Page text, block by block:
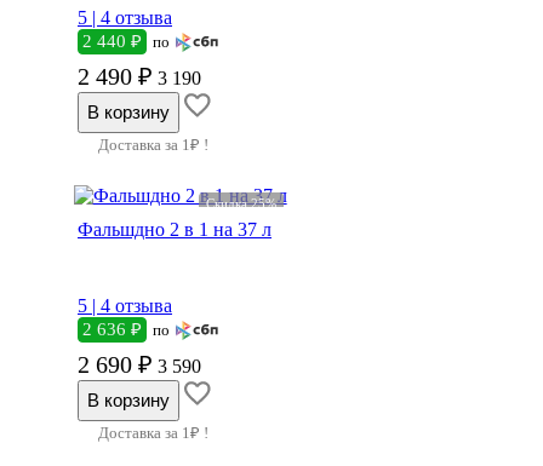
5 | 4 отзыва
2 440 ₽ по
2 490 ₽ 3 190
Доставка за 1₽ !
Скидка 25%
Фальшдно 2 в 1 на 37 л
5 | 4 отзыва
2 636 ₽ по
2 690 ₽ 3 590
Доставка за 1₽ !